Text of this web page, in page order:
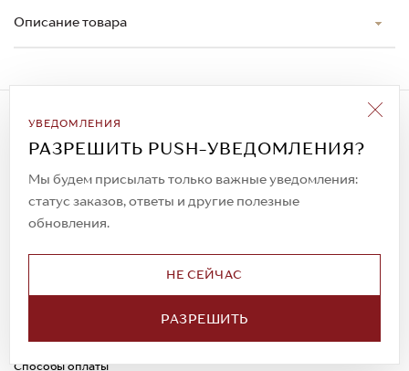
Описание товара
УВЕДОМЛЕНИЯ
РАЗРЕШИТЬ PUSH-УВЕДОМЛЕНИЯ?
Мы будем присылать только важные уведомления:
статус заказов, ответы и другие полезные
обновления.
НЕ СЕЙЧАС
РАЗРЕШИТЬ
Подписаться на рассылку
Всегда будьте в курсе новых акций и
спецпредложений!
© 2023. AIT Shoes
Все права защищены
Доставка
Способы оплаты
Обмен и возврат
Каспи-Ред